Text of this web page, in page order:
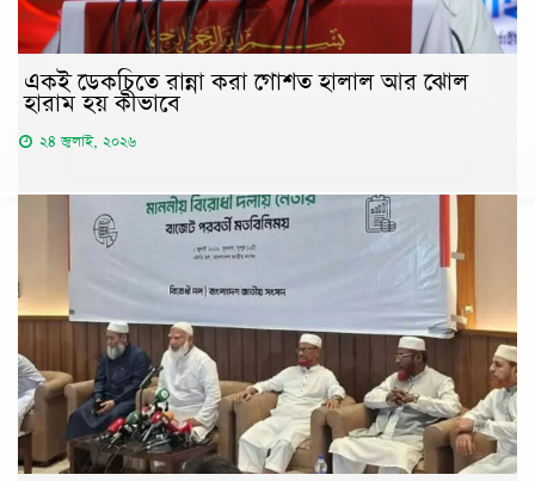
একই ডেকচিতে রান্না করা গোশত হালাল আর ঝোল
হারাম হয় কীভাবে
২৪ জুলাই, ২০২৬